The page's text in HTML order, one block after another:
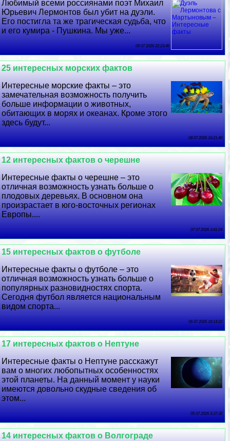
Любимый всеми россиянами поэт Михаил
Юрьевич Лермонтов был убит на дуэли.
Его постигла та же трагическая судьба, что
и его кумира - Пушкина. Мы уже...
09 07 2026 22:23:46
25 интересных морских фактов
Интересные морские факты – это
замечательная возможность получить
больше информации о животных,
обитающих в морях и океанах. Кроме этого
здесь будут...
08 07 2026 16:21:40
12 интересных фактов о черешне
Интересные факты о черешне – это
отличная возможность узнать больше о
плодовых деревьях. В основном она
произрастает в юго-восточных регионах
Европы....
07 07 2026 3:41:24
15 интересных фактов о футболе
Интересные факты о футболе – это
отличная возможность узнать больше о
популярных разновидностях спорта.
Сегодня футбол является национальным
видом спорта...
06 07 2026 18:14:22
17 интересных фактов о Нептуне
Интересные факты о Нептуне расскажут
вам о многих любопытных особенностях
этой планеты. На данный момент у науки
имеются довольно скудные сведения об
этом...
05 07 2026 5:37:32
14 интересных фактов о Волгограде